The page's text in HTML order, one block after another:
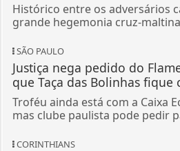
Histórico entre os adversários
grande hegemonia cruz-
SÃO PAULO
Justiça nega pedido do
que Taça das Bolinhas fique
Troféu ainda está com a Caixa
mas clube paulista pode pedir
CORINTHIANS